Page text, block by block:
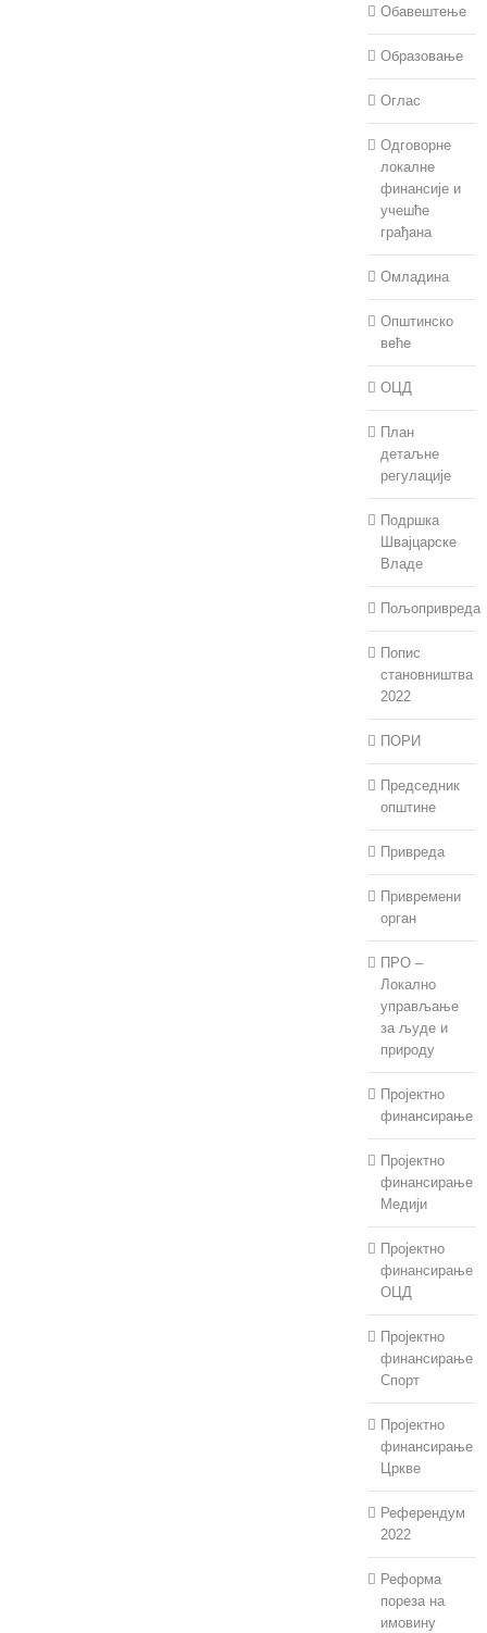
Обавештење
Образовање
Оглас
Одговорне
локалне
финансије и
учешће
грађана
Омладина
Општинско
веће
ОЦД
План
детаљне
регулације
Подршка
Швајцарске
Владе
Пољопривреда
Попис
становништва
2022
ПОРИ
Председник
општине
Привреда
Привремени
орган
ПРО –
Локално
управљање
за људе и
природу
Пројектно
финансирање
Пројектно
финансирање
Медији
Пројектно
финансирање
ОЦД
Пројектно
финансирање
Спорт
Пројектно
финансирање
Цркве
Референдум
2022
Реформа
пореза на
имовину